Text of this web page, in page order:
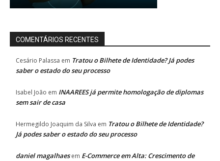
COMENTÁRIOS RECENTES
Cesário Palassa em Tratou o Bilhete de Identidade? Já podes
saber o estado do seu processo
Isabel João em INAAREES já permite homologação de diplomas
sem sair de casa
Hermegildo Joaquim da Silva em Tratou o Bilhete de Identidade?
Já podes saber o estado do seu processo
daniel magalhaesem E-Commerce em Alta: Crescimento de